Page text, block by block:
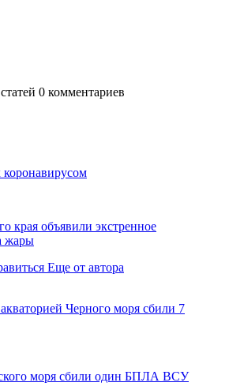
0 комментариев
края объявили экстренное
жары
Еще от автора
Черного моря сбили 7
моря сбили один БПЛА ВСУ